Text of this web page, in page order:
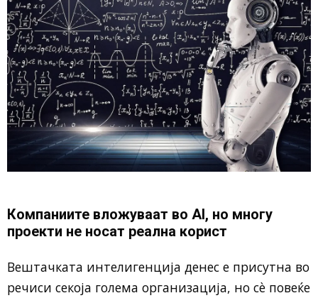
Компаниите вложуваат во AI, но многу
проекти не носат реална корист
Вештачката интелигенција денес е присутна во
речиси секоја голема организација, но сè повеќе